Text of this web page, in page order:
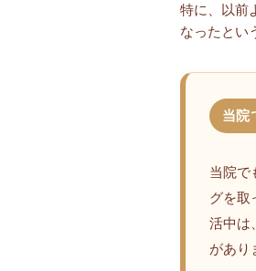
特に、以前
なったとい
当院
当院で
グを取
活中は
があり